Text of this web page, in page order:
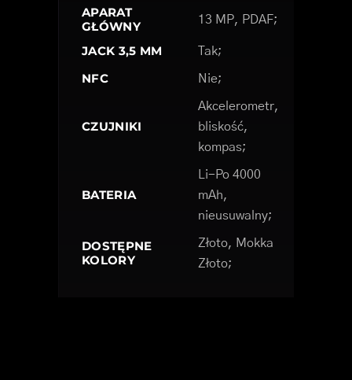
APARAT
GŁÓWNY
13 MP, PDAF;
JACK 3,5 MM Tak;
NFC Nie;
CZUJNIKI
Akcelerometr,
bliskość,
kompas;
BATERIA
Li-Po 4000
mAh,
nieusuwalny;
DOSTĘPNE
KOLORY
Złoto, Mokka
Złoto;